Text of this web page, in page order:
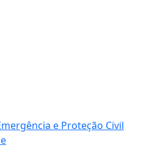
e Proteção Civil